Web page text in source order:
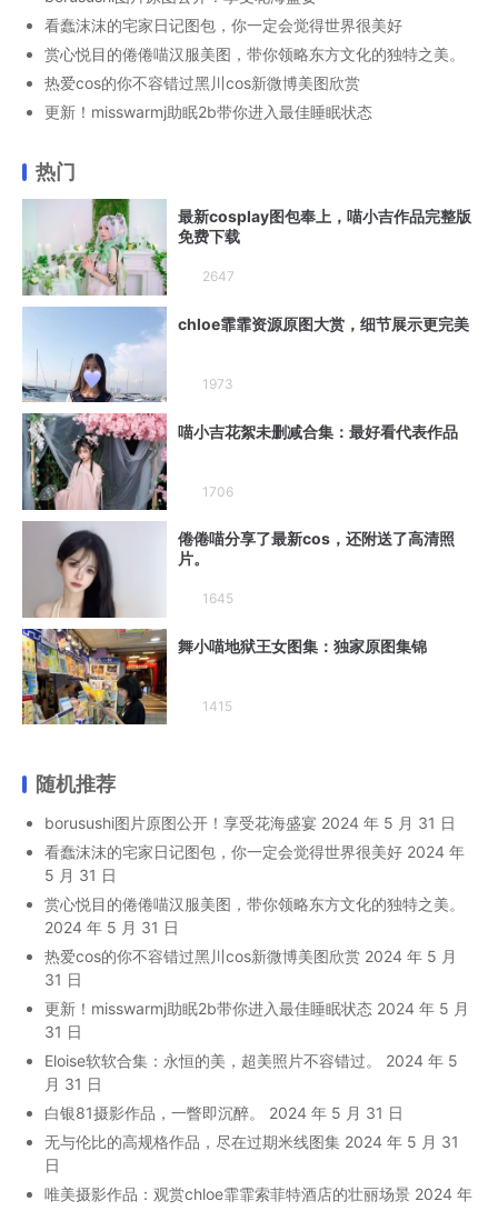
看蠢沫沫的宅家日记图包，你一定会觉得世界很美好
赏心悦目的倦倦喵汉服美图，带你领略东方文化的独特之美。
热爱cos的你不容错过黑川cos新微博美图欣赏
更新！misswarmj助眠2b带你进入最佳睡眠状态
热门
最新cosplay图包奉上，喵小吉作品完整版
免费下载
2647
chloe霏霏资源原图大赏，细节展示更完美
1973
喵小吉花絮未删减合集：最好看代表作品
1706
倦倦喵分享了最新cos，还附送了高清照
片。
1645
舞小喵地狱王女图集：独家原图集锦
1415
随机推荐
borusushi图片原图公开！享受花海盛宴 2024 年 5 月 31 日
看蠢沫沫的宅家日记图包，你一定会觉得世界很美好 2024 年
5 月 31 日
赏心悦目的倦倦喵汉服美图，带你领略东方文化的独特之美。
2024 年 5 月 31 日
热爱cos的你不容错过黑川cos新微博美图欣赏 2024 年 5 月
31 日
更新！misswarmj助眠2b带你进入最佳睡眠状态 2024 年 5 月
31 日
Eloise软软合集：永恒的美，超美照片不容错过。
2024 年 5
月 31 日
白银81摄影作品，一瞥即沉醉。
2024 年 5 月 31 日
无与伦比的高规格作品，尽在过期米线图集 2024 年 5 月 31
日
唯美摄影作品：观赏chloe霏霏索菲特酒店的壮丽场景 2024 年